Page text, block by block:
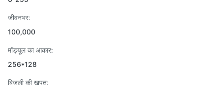
जीवनभर:
100,000
मॉड्यूल का आकार:
256*128
बिजली की खपत: